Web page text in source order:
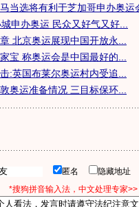
当选将有利于芝加哥申办奥运
申办奥运 民众又好气又好...
北京奥运展现中国开放永...
宝 称奥运会是中国最好的...
:英国布莱尔奥运村内受追...
奥运准备情况 三目标保环...
匿名 隐藏地址
*搜狗拼音输入法，中文处理专家>>